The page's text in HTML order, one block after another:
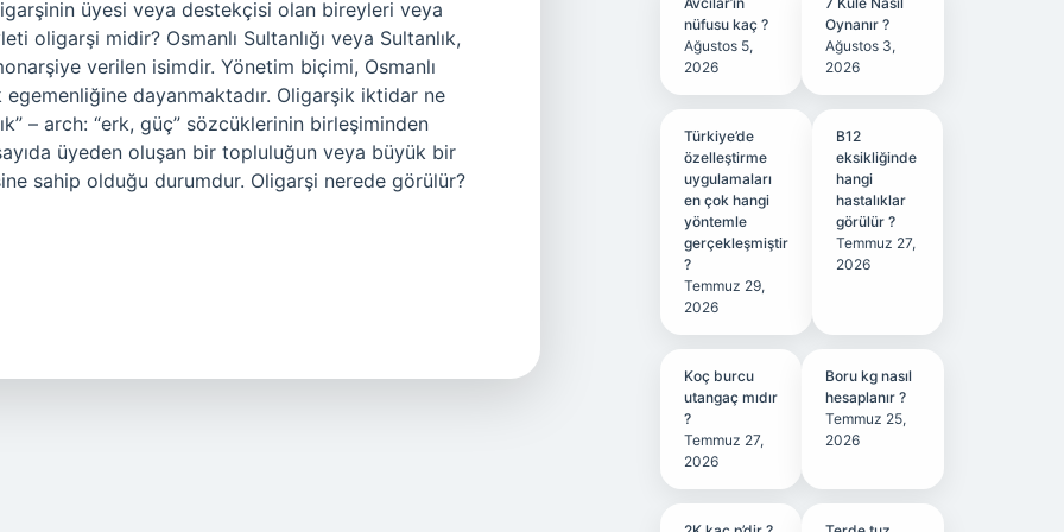
üyesi veya destekçisi olan bireyleri veya
oligarşi midir? Osmanlı Sultanlığı veya Sultanlık,
verilen isimdir. Yönetim biçimi, Osmanlı
egemenliğine dayanmaktadır. Oligarşik iktidar ne
– arch: “erk, güç” sözcüklerinin birleşiminden
üyeden oluşan bir topluluğun veya büyük bir
sahip olduğu durumdur. Oligarşi nerede görülür?
nüfusu kaç ?
Ağustos 5,
2026
Oynanır ?
Ağustos 3,
2026
Türkiye’de
özelleştirme
uygulamaları
en çok hangi
yöntemle
gerçekleşmiştir
?
Temmuz 29,
2026
B12
eksikliğinde
hangi
hastalıklar
görülür ?
Temmuz 27,
2026
Koç burcu
utangaç mıdır
?
Temmuz 27,
2026
Boru kg nasıl
hesaplanır ?
Temmuz 25,
2026